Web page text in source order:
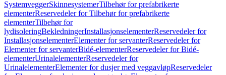
SystemveggerSkinnesystemerTilbehør for prefabrikerte
elementerReservedeler for Tilbehør for prefabrikerte
elementerTilbehør for
lydisoleringBekledningerInstallasjonselementerReservedeler for
InstallasjonselementerElementer for servanterReservedeler for
Elementer for servanterBidé-elementerReservedeler for Bidé-
elementerUrinalelementerReservedeler for
UrinalelementerElementer for dusjer med veggavløpReservedeler